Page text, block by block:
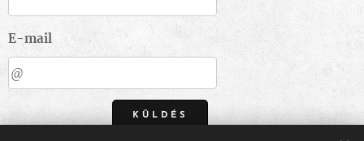
E-mail
KÜLDÉS